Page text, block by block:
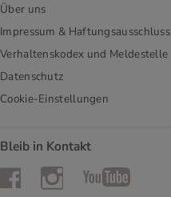
Über uns
Impressum & Haftungsausschluss
Verhaltenskodex und Meldestelle
Datenschutz
Cookie-Einstellungen
Bleib in Kontakt
FacebookInstagramYouTube